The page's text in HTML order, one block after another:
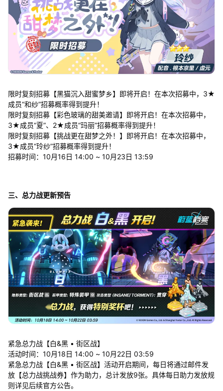
限时复刻招募【黑猫沉入甜蜜梦乡】即将开启！在本次招募中，3★
成员“和纱”招募概率得到提升！
限时复刻招募【彩色玻璃的甜美邀请】即将开启！在本次招募中，
3★成员“夏”、2★成员“玛丽”招募概率得到提升！
限时复刻招募【挑战更在甜梦之外！】即将开启！在本次招募中，
3★成员“玲纱”招募概率得到提升！
招募时间：10月16日 14:00 ~ 10月23日 13:59
三、总力战更新预告
紧急总力战【白&黑 • 街区战】
活动时间：10月18日 14:00 ~ 10月22日 03:59
紧急总力战【白&黑 • 街区战】活动开启期间，每日将通过邮件发
放【总力战挑战券】作为助力，总计发放9张。具体每日助力发放规
则详见后续官方公告。